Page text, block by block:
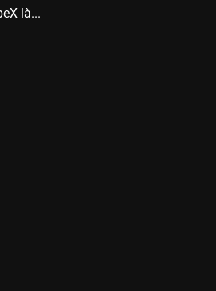
là...